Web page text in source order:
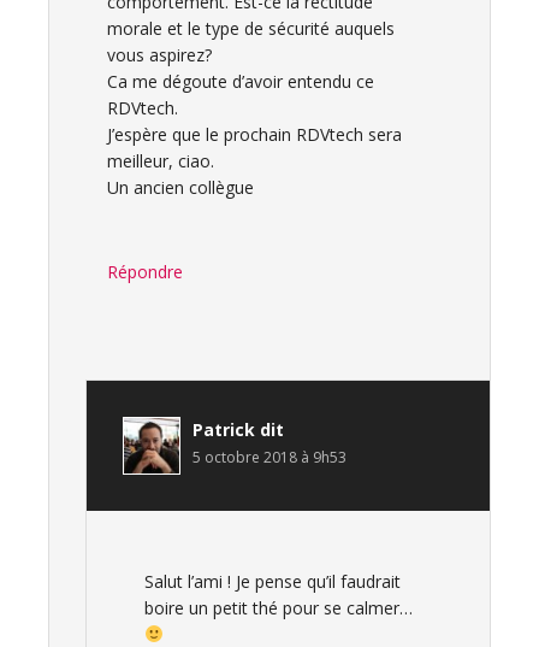
morale et le type de sécurité auquels
vous aspirez?
Ca me dégoute d’avoir entendu ce
RDVtech.
J’espère que le prochain RDVtech sera
meilleur, ciao.
Un ancien collègue
Répondre
Patrick dit
5 octobre 2018 à 9h53
Salut l’ami ! Je pense qu’il faudrait
boire un petit thé pour se calmer…